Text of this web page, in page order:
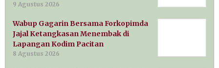
9 Agustus 2026
Wabup Gagarin Bersama Forkopimda
Jajal Ketangkasan Menembak di
Lapangan Kodim Pacitan
8 Agustus 2026